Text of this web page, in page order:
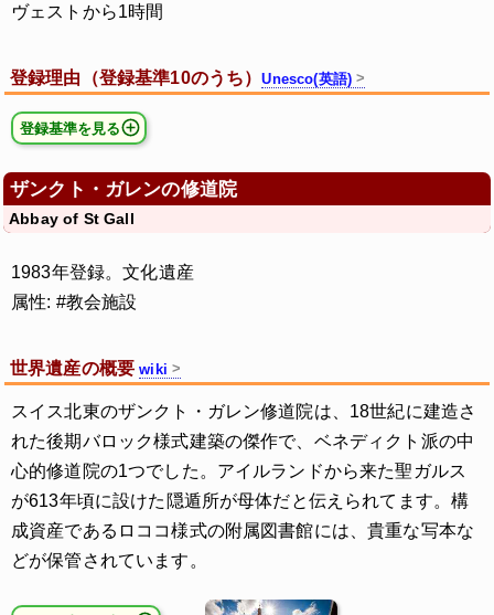
ヴェストから1時間
登録理由（登録基準10のうち）Unesco(英語)
登録基準を見る
ザンクト・ガレンの修道院
Abbay of St Gall
1983年登録。文化遺産
属性: #教会施設
世界遺産の概要wiki
スイス北東のザンクト・ガレン修道院は、18世紀に建造さ
れた後期バロック様式建築の傑作で、ベネディクト派の中
心的修道院の1つでした。アイルランドから来た聖ガルス
が613年頃に設けた隠遁所が母体だと伝えられてます。構
成資産であるロココ様式の附属図書館には、貴重な写本な
どが保管されています。